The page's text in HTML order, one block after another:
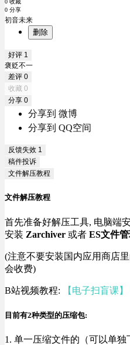
0 收藏
0 分享
初音未来
删除
好评 1
褒贬不一
差评 0
收藏 0
分享 0
分享到 微博
分享到 QQ空间
反馈失效 1
稿件投诉
文件解压教程
文件解压教程
首先准备好解压工具, 电脑端
安装 Zarchiver 或者 ES文件
(注意不要安装国内应用商店
会收费)
B站视频教程: 【电子扫盲课
目前有2种类型的压缩包:
1. 单一压缩文件的（可以单独